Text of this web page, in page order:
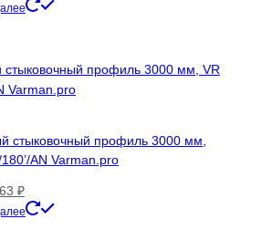
стыковочный профиль 3000 мм,
AN Varman.pro
₽Текущая
цена: